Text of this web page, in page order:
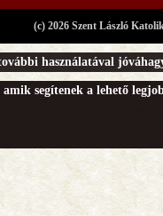
(c) 2026 Szent László
használatával
segítenek a lehető